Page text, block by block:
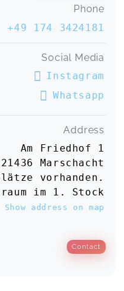
Phone
+49 174 3424181
Social Media
Instagram
Whatsapp
Address
Am Friedhof 1
21436 Marschacht
vorhanden.
im 1. Stock
Show address on map
Contact